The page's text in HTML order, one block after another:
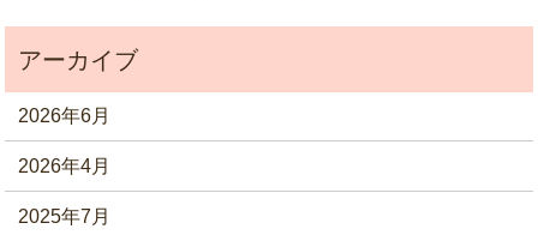
2026年6月
2026年4月
2025年7月